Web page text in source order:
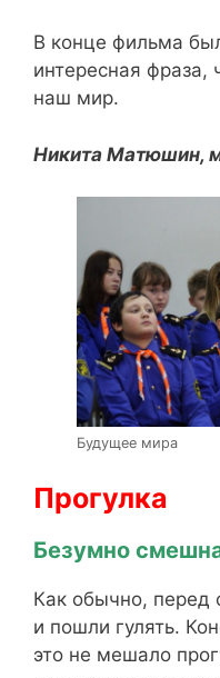
В конце фильма
интересная фраза,
наш мир.
Никита Матюшин,
Будущее мира
Прогулка
Безумно
Как обычно,
и пошли гулять.
это не мешало